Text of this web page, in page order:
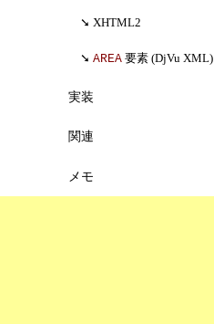
XHTML2
AREA要素 (DjVu XML)
実装
関連
メモ